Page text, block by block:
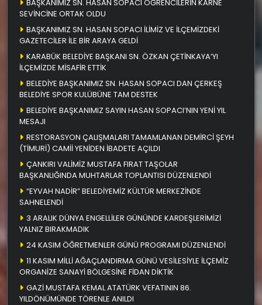
BAŞKANIMIZ SN. HASAN SOPACI ÖĞRENCİLERİN KARNE
SEVİNCİNE ORTAK OLDU
BAŞKANIMIZ SN. HASAN SOPACI İLİMİZ VE İLÇEMİZDEKİ
GAZETECİLER İLE BİR ARAYA GELDİ
KARABÜK BELEDİYE BAŞKANI SN. ÖZKAN ÇETİNKAYA’YI
İLÇEMİZDE MİSAFİR ETTİK
BELEDİYE BAŞKANIMIZ SN. HASAN SOPACI DAN ÇERKEŞ
BELEDİYE SPOR KULÜBÜNE TAM DESTEK
BELEDİYE BAŞKANIMIZ SAYIN HASAN SOPACI’NIN YENİ YIL
MESAJI
RESTORASYON ÇALIŞMALARI TAMAMLANAN DEMİRCİ ŞEYH
(TİMURİ) CAMİİ YENİDEN İBADETE AÇILDI
ÇANKIRI VALİMİZ MUSTAFA FIRAT TAŞOLAR
BAŞKANLIĞINDA MUHTARLAR TOPLANTISI DÜZENLENDİ
“EYVAH NADİR” BELEDİYEMİZ KÜLTÜR MERKEZİNDE
SAHNELENDİ
3 ARALIK DÜNYA ENGELLİLER GÜNÜNDE KARDEŞLERİMİZİ
YALNIZ BIRAKMADIK
24 KASIM ÖĞRETMENLER GÜNÜ PROGRAMI DÜZENLENDİ
11 KASIM MİLLİ AĞAÇLANDIRMA GÜNÜ VESİLESİYLE İLÇEMİZ
ORGANİZE SANAYİ BÖLGESİNE FİDAN DİKTİK
GAZİ MUSTAFA KEMAL ATATÜRK VEFATININ 86.
YILDÖNÜMÜNDE TÖRENLE ANILDI